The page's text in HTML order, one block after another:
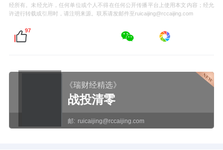
经所有。未经允许，任何单位或个人不得在任何公开传播平台上使用本文内容；经允
许进行转载或引用时，请注明来源。联系请发邮件至ruicaijing@rccaijing.com
97
《瑞财经精选》
战投清零
邮: ruicaijing@rccaijing.com